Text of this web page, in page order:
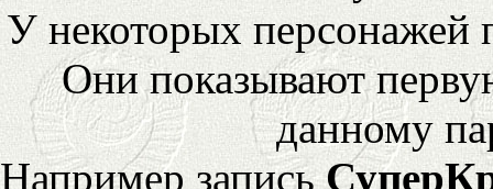
У некоторых персонажей
Они показывают
данному
Например запись